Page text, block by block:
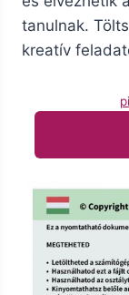
tanulnak.
kreatív